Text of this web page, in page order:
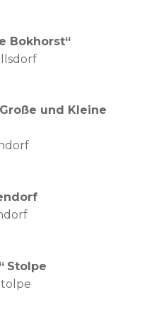
Bokhorst“
und Kleine
Stolpe